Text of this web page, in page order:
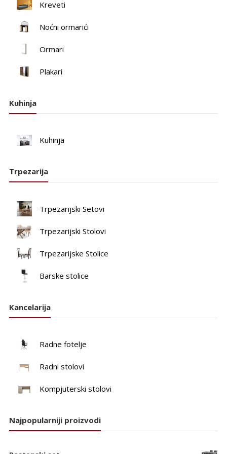
Kreveti
Noćni ormarići
Ormari
Plakari
Kuhinja
Kuhinja
Trpezarija
Trpezarijski Setovi
Trpezarijski Stolovi
Trpezarijske Stolice
Barske stolice
Kancelarija
Radne fotelje
Radni stolovi
Kompjuterski stolovi
Najpopularniji proizvodi